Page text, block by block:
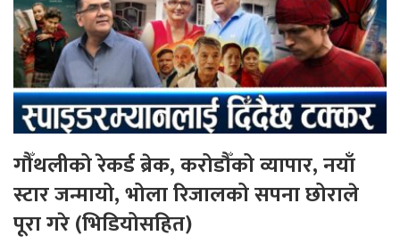
गौँथलीको रेकर्ड ब्रेक, करोडौँको व्यापार, नयाँ
स्टार जन्मायो, भोला रिजालको सपना छोराले
पूरा गरे (भिडियोसहित)